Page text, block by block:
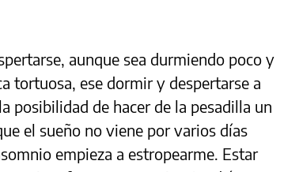
aunque sea durmiendo poco y
tortuosa, ese dormir y despertarse a
posibilidad de hacer de la pesadilla un
el sueño no viene por varios días
empieza a estropearme. Estar